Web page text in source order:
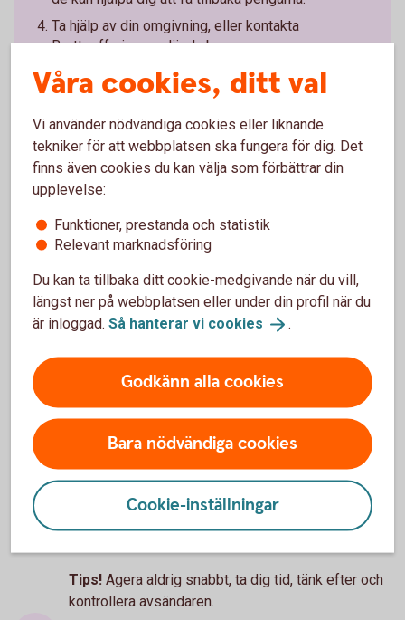
Ta hjälp av din omgivning, eller kontakta
Brottsofferjouren där du bor.
Brottsofferjouren.
Lär dig mer om hur du kan
skydda digmotbedragarna.
3 vanliga varningstecken på
bedrägerier
Oväntad kontakt
Oväntade kontakter som ser ut att komma från
välkända företag, myndigheter eller någon du
känner är ett vanligt försök att lura dig. Bedragare
Tips! Agera aldrig snabbt, ta dig tid, tänk efter och
kontrollera avsändaren.
Våra cookies, ditt val
Vi använder nödvändiga cookies eller liknande
tekniker för att webbplatsen ska fungera för dig. Det
finns även cookies du kan välja som förbättrar din
upplevelse:
Funktioner, prestanda och statistik
Relevant marknadsföring
Du kan ta tillbaka ditt cookie-medgivande när du vill,
längst ner på webbplatsen eller under din profil när du
är inloggad. Så hanterar vi cookies .
Godkänn alla cookies
Bara nödvändiga cookies
Cookie-inställningar